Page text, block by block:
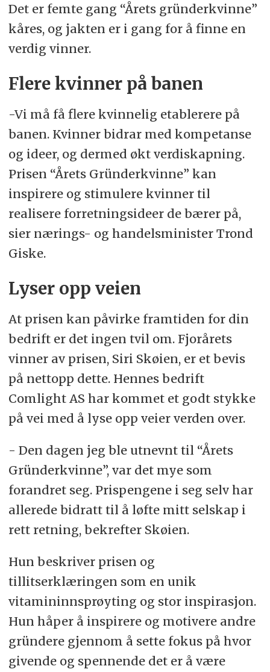
Det er femte gang “Årets gründerkvinne”
kåres, og jakten er i gang for å finne en
verdig vinner.
Flere kvinner på banen
-Vi må få flere kvinnelig etablerere på
banen. Kvinner bidrar med kompetanse
og ideer, og dermed økt verdiskapning.
Prisen “Årets Gründerkvinne” kan
inspirere og stimulere kvinner til
realisere forretningsideer de bærer på,
sier nærings- og handelsminister Trond
Giske.
Lyser opp veien
At prisen kan påvirke framtiden for din
bedrift er det ingen tvil om. Fjorårets
vinner av prisen, Siri Skøien, er et bevis
på nettopp dette. Hennes bedrift
Comlight AS har kommet et godt stykke
på vei med å lyse opp veier verden over.
- Den dagen jeg ble utnevnt til “Årets
Gründerkvinne”, var det mye som
forandret seg. Prispengene i seg selv har
allerede bidratt til å løfte mitt selskap i
rett retning, bekrefter Skøien.
Hun beskriver prisen og
tillitserklæringen som en unik
vitamininnsprøyting og stor inspirasjon.
Hun håper å inspirere og motivere andre
gründere gjennom å sette fokus på hvor
givende og spennende det er å være